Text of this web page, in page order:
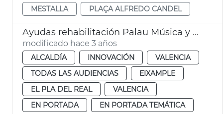
MESTALLA
PLAÇA ALFREDO CANDEL
Ayudas rehabilitación Palau Música y Nave 1 Parc Central
modificado hace 3 años
ALCALDÍA INNOVACIÓN
VALENCIA
TODAS LAS AUDIENCIAS
EIXAMPLE
EL PLA DEL REAL
VALENCIA
EN PORTADA
EN PORTADA TEMÁTICA